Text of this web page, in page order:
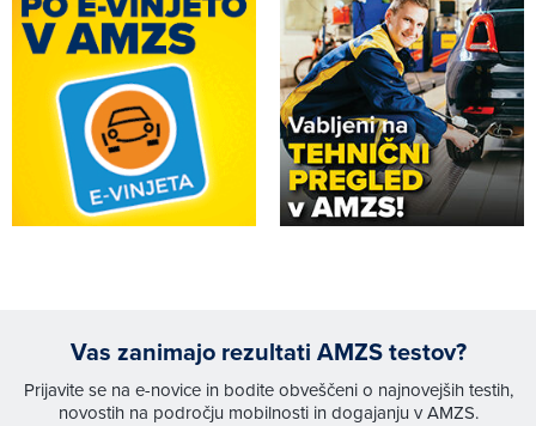
Vas zanimajo rezultati AMZS testov?
Prijavite se na e-novice in bodite obveščeni o najnovejših testih,
novostih na področju mobilnosti in dogajanju v AMZS.